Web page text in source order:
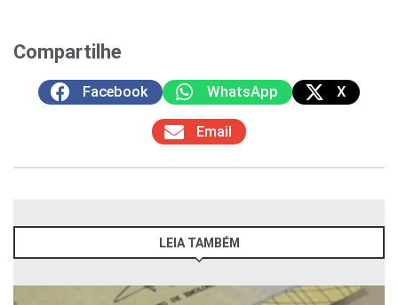
Compartilhe
Facebook WhatsApp X
Email
LEIA TAMBÉM